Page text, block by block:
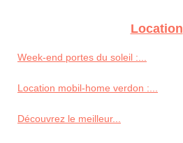
Location
Week-end portes du soleil :...
Location mobil-home verdon :...
Découvrez le meilleur...